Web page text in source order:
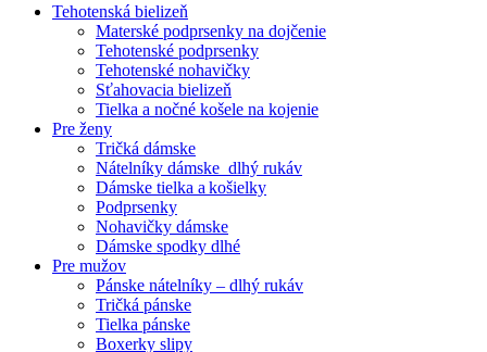
Tehotenská bielizeň
Materské podprsenky na dojčenie
Tehotenské podprsenky
Tehotenské nohavičky
Sťahovacia bielizeň
Tielka a nočné košele na kojenie
Pre ženy
Tričká dámske
Nátelníky dámske dlhý rukáv
Dámske tielka a košielky
Podprsenky
Nohavičky dámske
Dámske spodky dlhé
Pre mužov
Pánske nátelníky – dlhý rukáv
Tričká pánske
Tielka pánske
Boxerky slipy